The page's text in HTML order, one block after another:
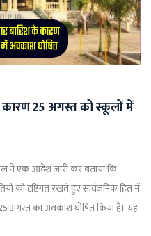
कारण 25 अगस्त को स्कूलों में
ने एक आदेश जारी कर बताया कि
को दृष्टिगत रखते हुए सार्वजनिक हित में
अगस्त का अवकाश घोषित किया है। यह